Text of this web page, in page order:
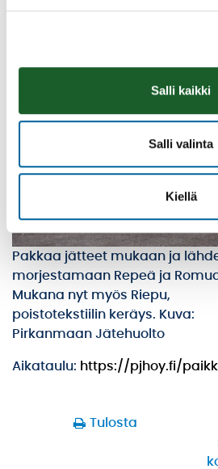
Salli kaikki
Salli valinta
Kiellä
sivun alkuperäisestä
Kunta ei vastaa
Pakkaa jätteet mukaan ja
morjestamaan Repeä ja
Mukana nyt myös Riepu,
poistotekstiilin keräys. Kuva:
Pirkanmaan Jätehuolto
Aikataulu: https://pjhoy.fi/
Tulosta